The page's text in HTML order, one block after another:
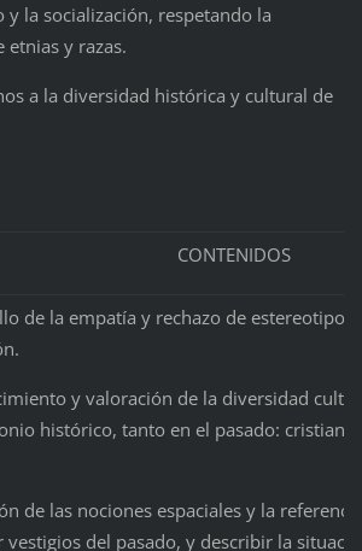
y la socialización, respetando la
etnias y razas.
a la diversidad histórica y cultural de
CONTENIDOS
la empatía y rechazo de estereotipos
y valoración de la diversidad
histórico, tanto en el pasado:
las nociones espaciales y la
vestigios del pasado, y describir la